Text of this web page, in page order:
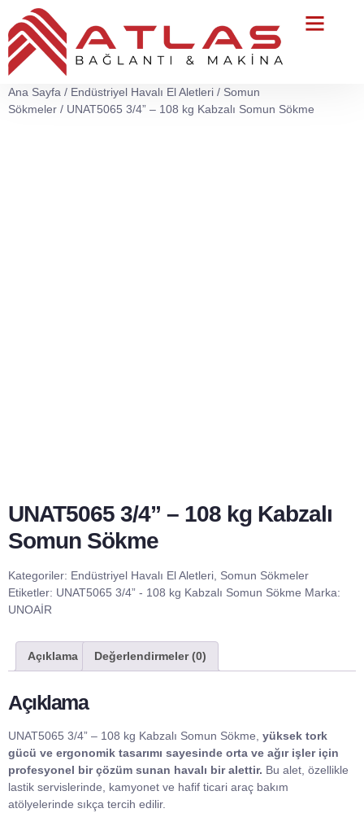
Ana Sayfa / Endüstriyel Havalı El Aletleri / Somun
Sökmeler / UNAT5065 3/4” – 108 kg Kabzalı Somun Sökme
UNAT5065 3/4” – 108 kg Kabzalı
Somun Sökme
Kategoriler: Endüstriyel Havalı El Aletleri Somun Sökmeler
Etiketler: UNAT5065 3/4” - 108 kg Kabzalı Somun Sökme Marka:
UNOAİR
Açıklama Değerlendirmeler (0)
Açıklama
UNAT5065 3/4” – 108 kg Kabzalı Somun Sökme, yüksek tork
gücü ve ergonomik tasarımı sayesinde orta ve ağır işler için
profesyonel bir çözüm sunan havalı bir alettir. Bu alet, özellikle
lastik servislerinde, kamyonet ve hafif ticari araç bakım
atölyelerinde sıkça tercih edilir.